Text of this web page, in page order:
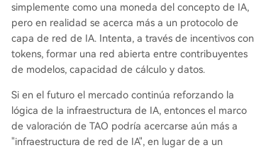
simplemente como una moneda del concepto de IA,
pero en realidad se acerca más a un protocolo de
capa de red de IA. Intenta, a través de incentivos con
tokens, formar una red abierta entre contribuyentes
de modelos, capacidad de cálculo y datos.
Si en el futuro el mercado continúa reforzando la
lógica de la infraestructura de IA, entonces el marco
de valoración de TAO podría acercarse aún más a
"infraestructura de red de IA", en lugar de a un